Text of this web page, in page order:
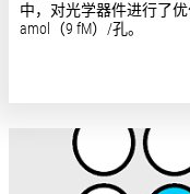
中，对光学器件进行了
amol（9 fM）/孔。